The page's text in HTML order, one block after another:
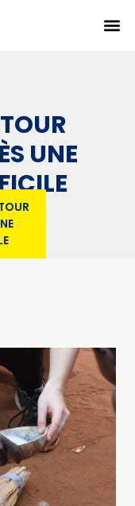
UNE